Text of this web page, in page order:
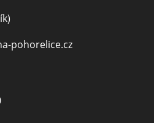
pohorelice.cz